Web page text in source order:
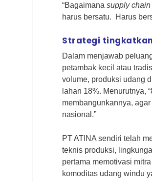
“Bagaimanasupply chain
harus bersatu. Harus
Strategi
Dalam menjawab
petambak kecil atau
volume, produksi udang
lahan 18%. Menurutnya,
membangunkannya,
nasional.”
PT ATINA sendiri telah
teknis produksi,
pertama memotivasi
komoditas udang windu